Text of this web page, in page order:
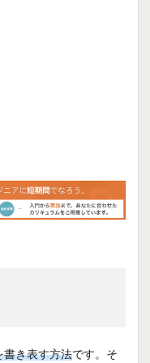
書き表す方法です。そ